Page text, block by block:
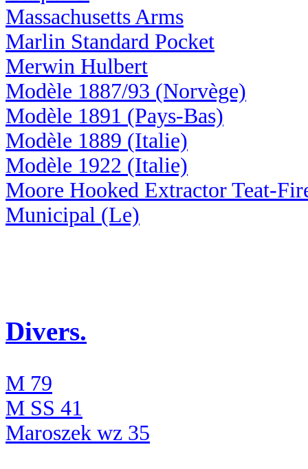
Massachusetts Arms
Marlin Standard Pocket
Merwin Hulbert
Modèle 1887/93 (Norvège)
Modèle 1891 (Pays-Bas)
Modèle 1889 (Italie)
Modèle 1922 (Italie)
Moore Hooked Extractor Teat-
Municipal (Le)
Divers.
M 79
M SS 41
Maroszek wz 35